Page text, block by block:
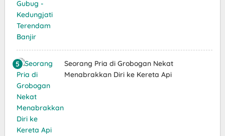
Seorang Pria di Grobogan Nekat
Menabrakkan Diri ke Kereta Api